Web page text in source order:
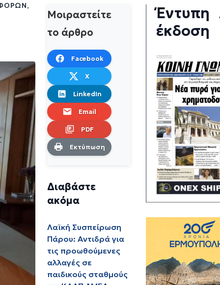
Μοιραστείτε
το άρθρο
Facebook
X
LinkedIn
Email
PDF
Εκτύπωση
Διαβάστε
ακόμα
Λαϊκή Συσπείρωση
Πάρου: Αντιδρά για
τις προωθούμενες
αλλαγές σε
παιδικούς σταθμούς
Έντυπη
έκδοση